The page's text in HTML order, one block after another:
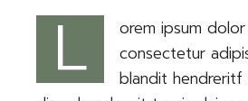
L
orem ipsum
consectetur
blandit hendreritf